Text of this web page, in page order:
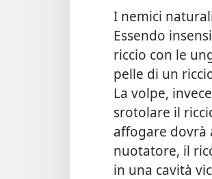
I nemici
Essendo
riccio con le
pelle di un
La volpe,
srotolare il
affogare dovrà
nuotatore, il
in una cavità